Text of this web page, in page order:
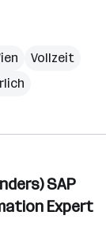
Vollzeit
SAP
Expert